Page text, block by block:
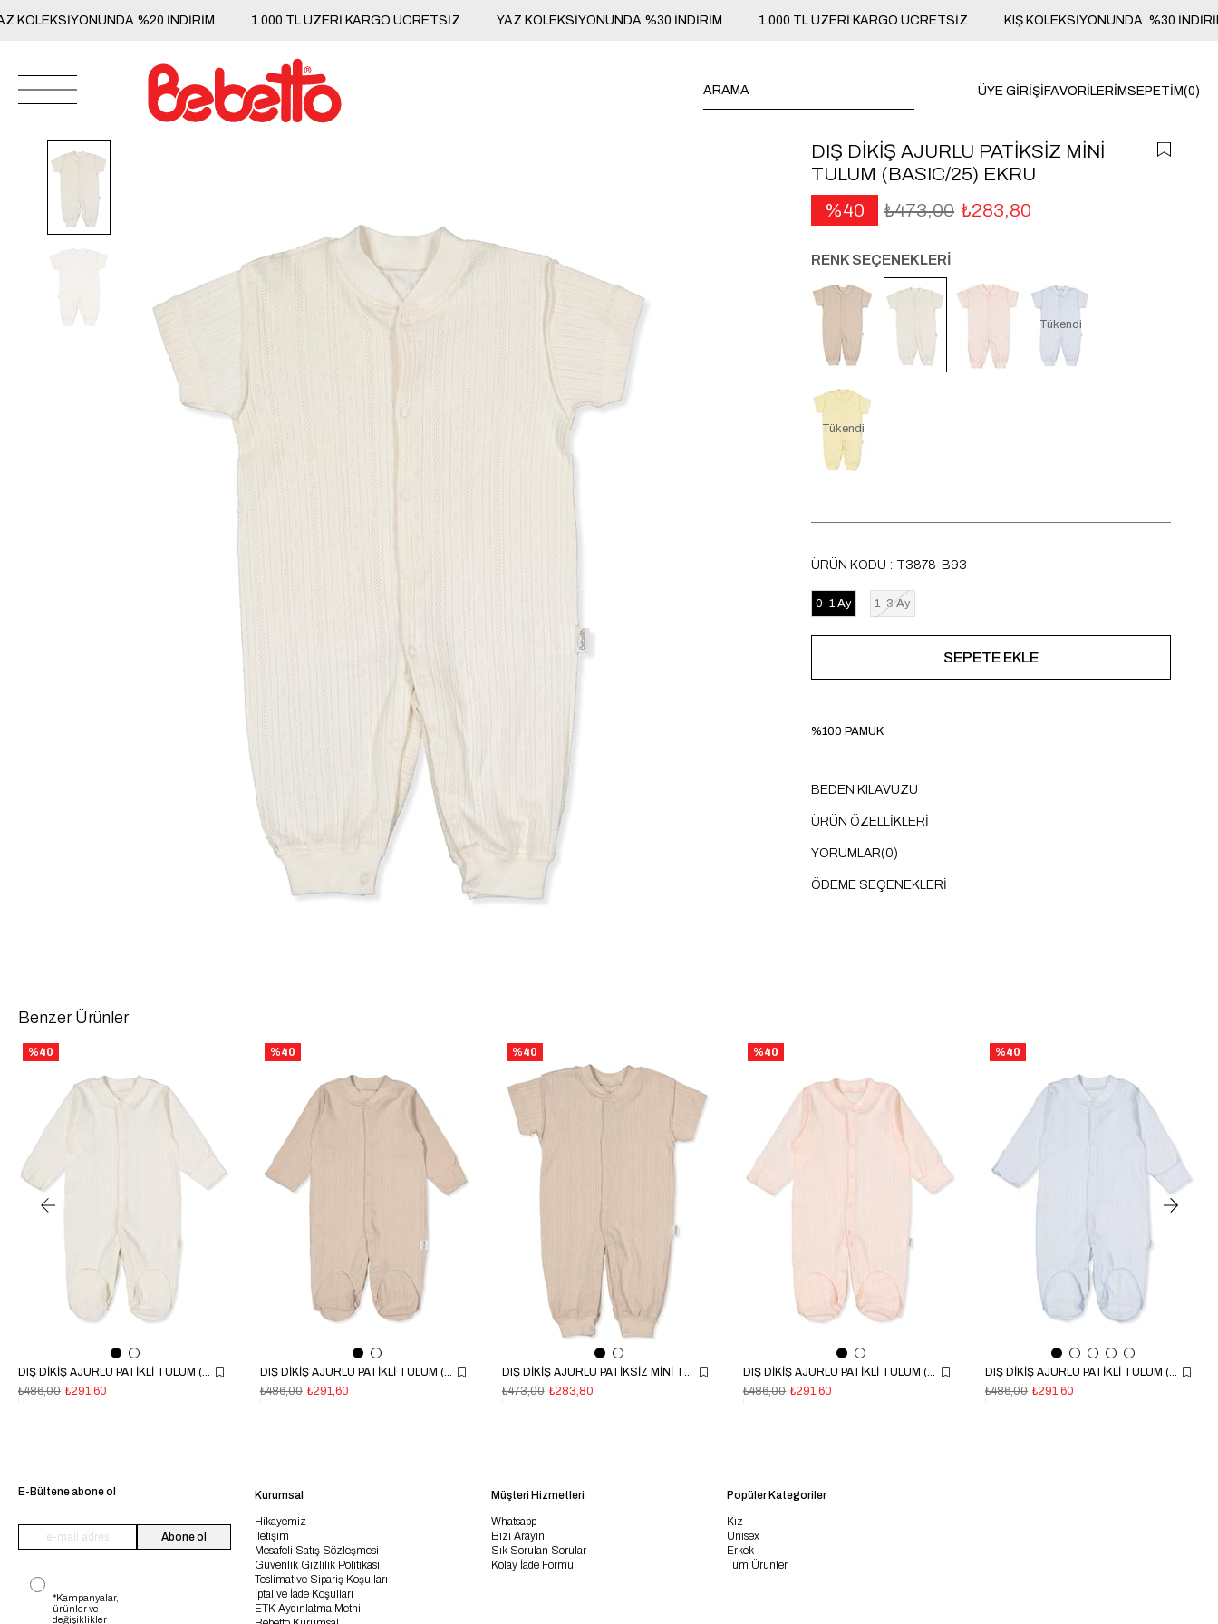
KOLEKSİYONUNDA %20 İNDİRİM 1.000 TL ÜZERİ KARGO ÜCRETSİZ YAZ KOLEKSİYONUNDA %30 İNDİRİM 1.000 TL ÜZERİ KARGO ÜCRETSİZ KIŞ KOLEKSİYONUNDA %30
ÜYE GIRIŞIFAVORILERIMSEPETIM 0
DIŞ DİKİŞ AJURLU PATİKSİZ MİNİ
TULUM (BASIC/25) EKRU
40
₺473,00 ₺283,80
RENK SEÇENEKLERİ
Tükendi
Tükendi
ÜRÜN KODU T3878-B93
0-1 Ay 1-3 Ay
%100 PAMUK
BEDEN KILAVUZU
ÜRÜN ÖZELLIKLERI
YORUMLAR(0)
ÖDEME SEÇENEKLERI
Benzer Ürünler
DIŞ DİKİŞ AJURLU PATİKLİ TULUM (BASIC/25) EKRU
₺291,60
₺486,00
%40
DIŞ DİKİŞ AJURLU PATİKLİ TULUM (BASIC/25) BEJ
₺291,60
₺486,00
%40
DIŞ DİKİŞ AJURLU PATİKSİZ MİNİ TULUM (BASIC/25) BEJ
₺283,80
₺473,00
%40
DIŞ DİKİŞ AJURLU PATİKLİ TULUM (BASIC/25) PEMBE
₺291,60
₺486,00
%40
DIŞ DİKİŞ AJURLU PATİKLİ TULUM (BASIC/25) MAVİ
₺291,60
₺486,00
%40
E-Bültene abone ol
Abone ol
*Kampanyalar,
ürünler ve
değişiklikler
Kurumsal
Hikayemiz
İletişim
Mesafeli Satış Sözleşmesi
Güvenlik Gizlilik Politikası
Teslimat ve Sipariş Koşulları
İptal ve İade Koşulları
ETK Aydınlatma Metni
Müşteri Hizmetleri
Whatsapp
Bizi Arayın
Sık Sorulan Sorular
Kolay İade Formu
Popüler Kategoriler
Kız
Unisex
Erkek
Tüm Ürünler